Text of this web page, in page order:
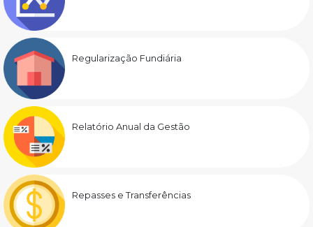
Regularização Fundiária
Relatório Anual da Gestão
Repasses e Transferências